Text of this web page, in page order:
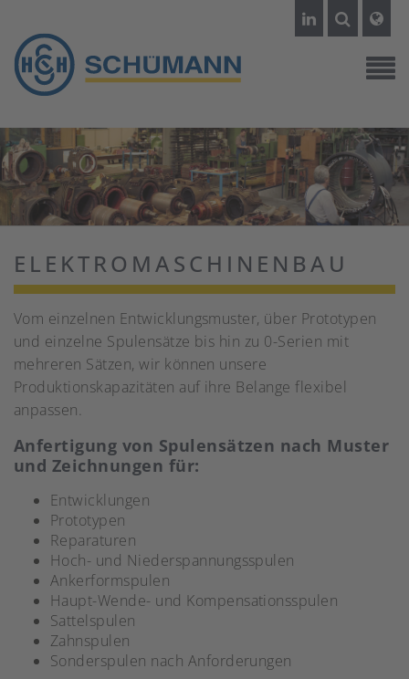
ELEKTROMASCHINENBAU
Vom einzelnen Entwicklungsmuster, über Prototypen
und einzelne Spulensätze bis hin zu 0-Serien mit
mehreren Sätzen, wir können unsere
Produktionskapazitäten auf ihre Belange flexibel
anpassen.
Anfertigung von Spulensätzen nach Muster
und Zeichnungen für:
Entwicklungen
Prototypen
Reparaturen
Hoch- und Niederspannungsspulen
Ankerformspulen
Haupt-Wende- und Kompensationsspulen
Sattelspulen
Zahnspulen
Sonderspulen nach Anforderungen